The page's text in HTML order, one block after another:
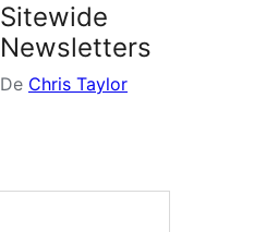
Sitewide
Newsletters
De Chris Taylor